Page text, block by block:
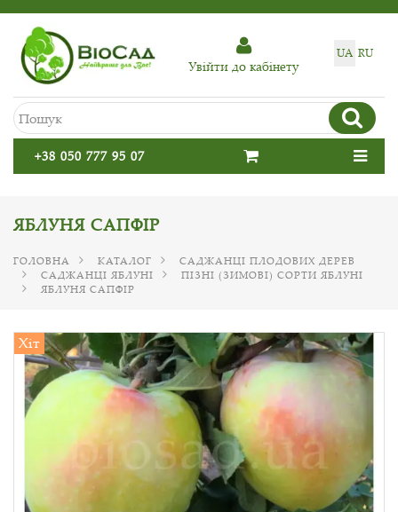
UA RU
Увiйти до кабiнету
+38 050 777 95 07
ЯБЛУНЯ САПФІР
ГОЛОВНА КАТАЛОГ
САДЖАНЦІ ПЛОДОВИХ ДЕРЕВ
САДЖАНЦІ ЯБЛУНІ
ПІЗНІ (ЗИМОВІ) СОРТИ ЯБЛУНІ
ЯБЛУНЯ САПФІР
Хіт